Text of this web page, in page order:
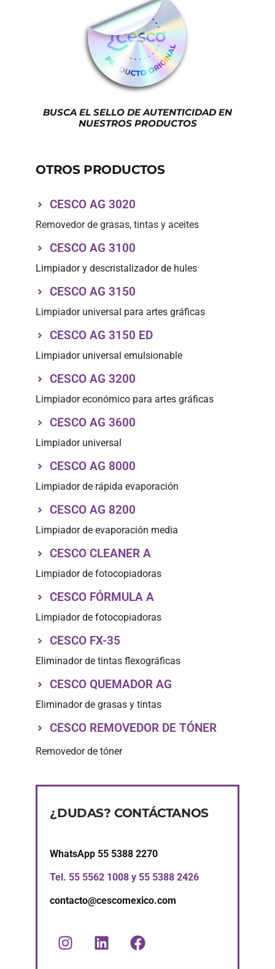
BUSCA EL SELLO DE AUTENTICIDAD EN
NUESTROS PRODUCTOS
OTROS PRODUCTOS
CESCO AG 3020
Removedor de grasas, tintas y aceites
CESCO AG 3100
Limpiador y descristalizador de hules
CESCO AG 3150
Limpiador universal para artes gráficas
CESCO AG 3150 ED
Limpiador universal emulsionable
CESCO AG 3200
Limpiador económico para artes gráficas
CESCO AG 3600
Limpiador universal
CESCO AG 8000
Limpiador de rápida evaporación
CESCO AG 8200
Limpiador de evaporación media
CESCO CLEANER A
Limpiador de fotocopiadoras
CESCO FÓRMULA A
Limpiador de fotocopiadoras
CESCO FX-35
Eliminador de tintas flexográficas
CESCO QUEMADOR AG
Eliminador de grasas y tintas
CESCO REMOVEDOR DE TÓNER
Removedor de tóner
¿DUDAS? CONTÁCTANOS
WhatsApp 55 5388 2270
Tel. 55 5562 1008 y 55 5388 2426
contacto@cescomexico.com